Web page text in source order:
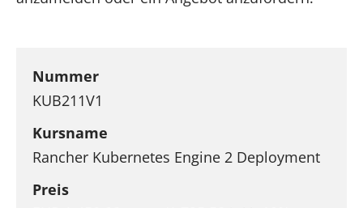
Nummer
KUB211V1
Kursname
Rancher Kubernetes Engine 2 Deployment
Preis